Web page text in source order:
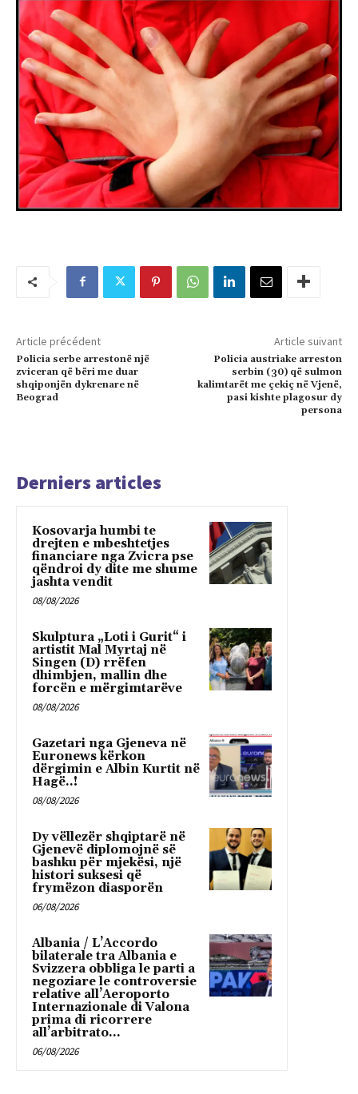
Article précédent
Policia serbe arrestonë një
zviceran që bëri me duar
shqiponjën dykrenare në
Beograd
Article suivant
Policia austriake arreston
serbin (30) që sulmon
kalimtarët me çekiç në Vjenë,
pasi kishte plagosur dy
persona
Derniers articles
Kosovarja humbi te
drejten e mbeshtetjes
financiare nga Zvicra pse
qëndroi dy dite me shume
jashta vendit
08/08/2026
Skulptura „Loti i Gurit“ i
artistit Mal Myrtaj në
Singen (D) rrëfen
dhimbjen, mallin dhe
forcën e mërgimtarëve
08/08/2026
Gazetari nga Gjeneva në
Euronews kërkon
dërgimin e Albin Kurtit në
Hagë..!
08/08/2026
Dy vëllezër shqiptarë në
Gjenevë diplomojnë së
bashku për mjekësi, një
histori suksesi që
frymëzon diasporën
06/08/2026
Albania / L’Accordo
bilaterale tra Albania e
Svizzera obbliga le parti a
negoziare le controversie
relative all’Aeroporto
Internazionale di Valona
prima di ricorrere
all’arbitrato...
06/08/2026